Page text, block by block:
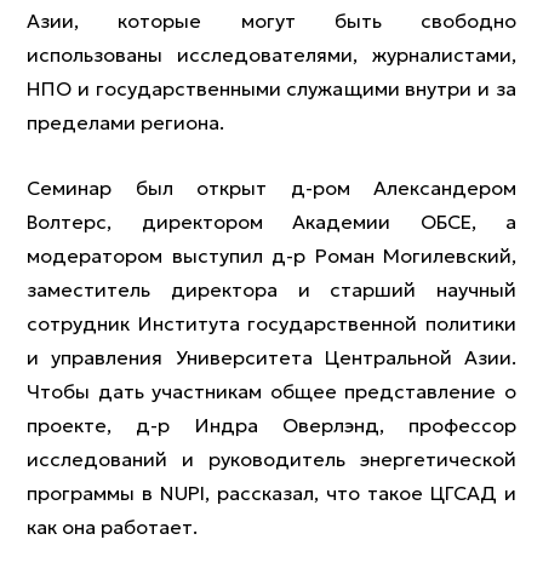
Азии, которые могут быть свободно
использованы исследователями, журналистами,
НПО и государственными служащими внутри и за
пределами региона.
Семинар был открыт д-ром Александером
Волтерс, директором Академии ОБСЕ, а
модератором выступил д-р Роман Могилевский,
заместитель директора и старший научный
сотрудник Института государственной политики
и управления Университета Центральной Азии.
Чтобы дать участникам общее представление о
проекте, д-р Индра Оверлэнд, профессор
исследований и руководитель энергетической
программы в NUPI, рассказал, что такое ЦГСАД и
как она работает.